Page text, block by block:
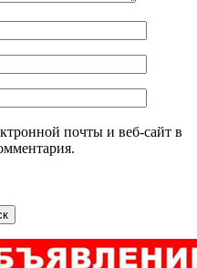
почты и веб-сайт в